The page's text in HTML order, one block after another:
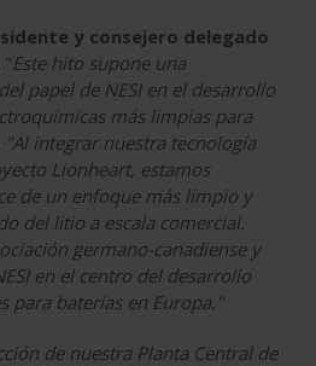
y consejero delegado
"Este hito supone una
papel de NESI en el desarrollo
más limpias para
integrar nuestra tecnología
Lionheart, estamos
de un enfoque más limpio y
del litio a escala comercial.
germano-canadiense y
en el centro del desarrollo
para baterías en Europa."
de nuestra Planta Central de